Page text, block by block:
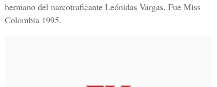
hermano del narcotraficante Leónidas Vargas. Fue Miss
Colombia 1995.